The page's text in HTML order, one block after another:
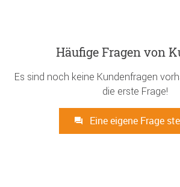
Häufige Fragen von
Es sind noch keine Kundenfragen
die erste Frage!
Eine eigene Frage